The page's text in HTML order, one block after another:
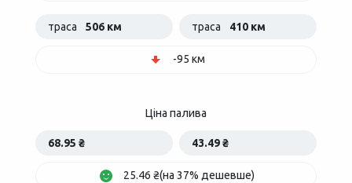
траса 506 км траса 410 км
-95 км
Ціна палива
68.95 ₴ 43.49 ₴
25.46 ₴(на 37% дешевше)